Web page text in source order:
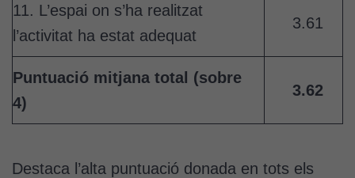
11. L’espai on s’ha realitzat
l’activitat ha estat adequat
3.61
Puntuació mitjana total (sobre
4)
3.62
Destaca l’alta puntuació donada en tots els